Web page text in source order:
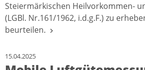
Steiermärkischen Heilvorkommen-
(LGBl. Nr.161/1962, i.d.g.F.) zu
beurteilen.
15.04.2025